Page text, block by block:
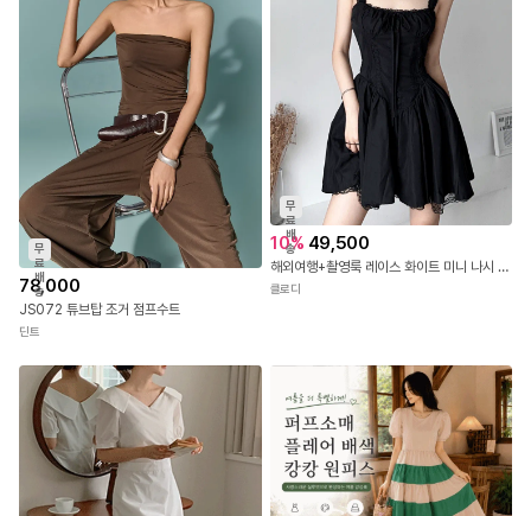
무
료
배
송
78,000
JS072 튜브탑 조거 점프수트
딘트
무
료
배
송
10% 49,500
해외여행+촬영룩 레이스 화이트 미니 나시 원피스
클로디